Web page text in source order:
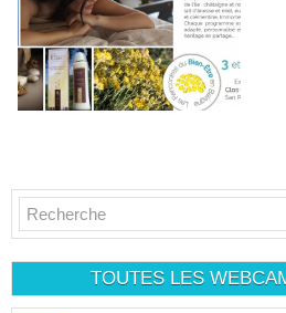
TOUTES LES